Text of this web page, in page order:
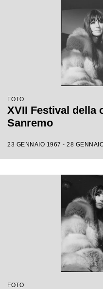
FOTO
XVII Festival della
Sanremo
23 GENNAIO 1967 - 28
FOTO